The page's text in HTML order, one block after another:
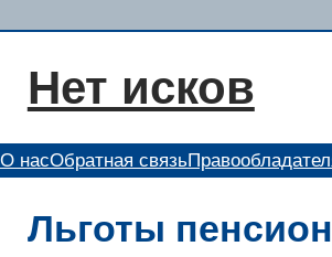
содержимому
Нет исков
О насОбратная связь
Льготы